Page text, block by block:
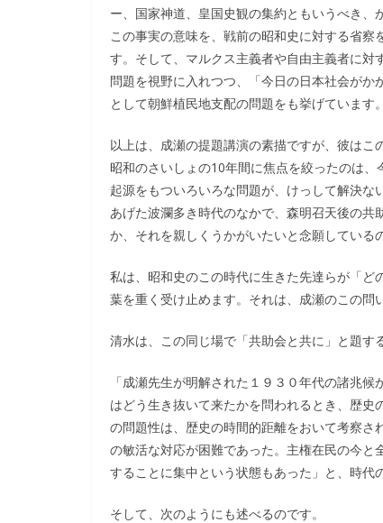
ー、国家神道、皇国史観の集約ともいうべき
この事実の意味を、戦前の昭和史に対する省
す。そして、マルクス主義者や自由主義者に
問題を視野に入れつつ、「今日の日本社会がか
として朝鮮植民地支配の問題をも挙げています。
以上は、成瀬の提題講演の素描ですが、彼は
昭和のさいしょの10年間に焦点を絞ったのは
起源をもついろいろな問題が、けっして解決
あげた波瀾多き時代のなかで、森明召天後の
か、それを親しくうかがいたいと念願している
私は、昭和史のこの時代に生きた先達らが「
葉を重く受け止めます。それは、成瀬のこの問
清水は、この同じ場で「共助会と共に」と題す
「成瀬先生が明解された１９３０年代の諸兆
はどう生き抜いて来たかを問われるとき、歴
の問題性は、歴史の時間的距離をおいて考察
の敏活な対応が困難であった。主権在民の今
することに集中という状態もあった」と、時代
そして、次のようにも述べるのです。